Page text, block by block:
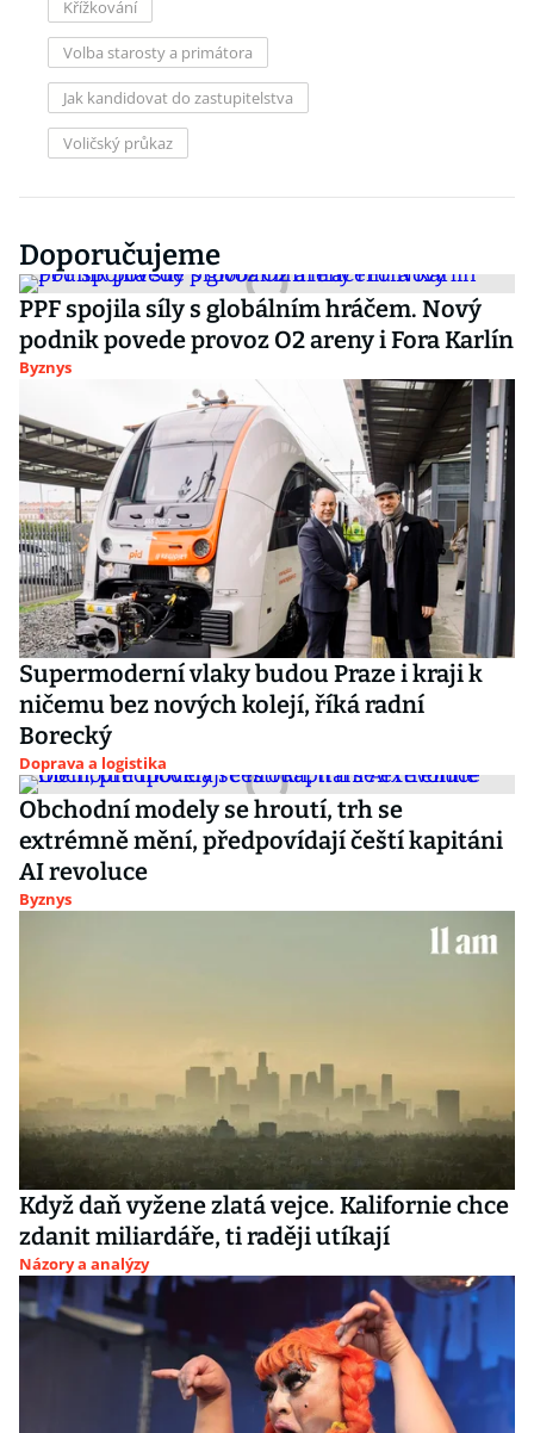
Křížkování
Volba starosty a primátora
Jak kandidovat do zastupitelstva
Voličský průkaz
Doporučujeme
PPF spojila síly s globálním hráčem. Nový
podnik povede provoz O2 areny i Fora Karlín
Byznys
Supermoderní vlaky budou Praze i kraji k
ničemu bez nových kolejí, říká radní
Borecký
Doprava a logistika
Obchodní modely se hroutí, trh se
extrémně mění, předpovídají čeští kapitáni
AI revoluce
Byznys
Když daň vyžene zlatá vejce. Kalifornie chce
zdanit miliardáře, ti raději utíkají
Názory a analýzy